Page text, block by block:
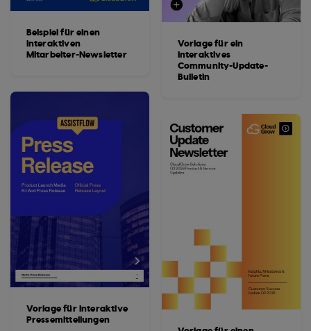
Beispiel für einen
interaktiven
Mitarbeiter-Newsletter
Vorlage für interaktive
Pressemitteilungen
Vorlage für ein
interaktives
Community-Update-
Bulletin